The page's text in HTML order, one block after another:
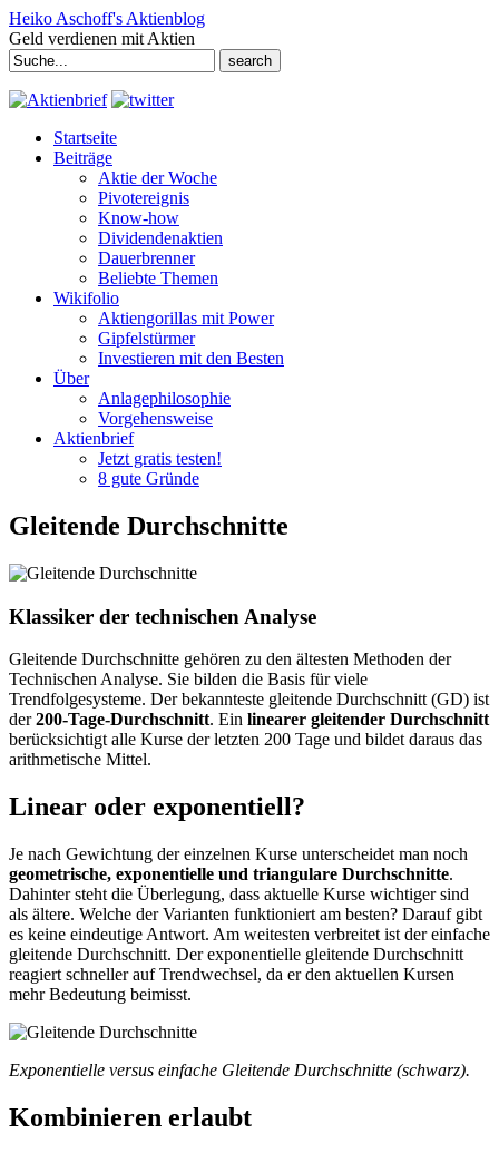
Heiko Aschoff's Aktienblog
Geld verdienen mit Aktien
Search
for:
Startseite
Beiträge
Aktie der Woche
Pivotereignis
Know-how
Dividendenaktien
Dauerbrenner
Beliebte Themen
Wikifolio
Aktiengorillas mit Power
Gipfelstürmer
Investieren mit den Besten
Über
Anlagephilosophie
Vorgehensweise
Aktienbrief
Jetzt gratis testen!
8 gute Gründe
Gleitende Durchschnitte
Klassiker der technischen Analyse
Gleitende Durchschnitte gehören zu den ältesten Methoden der
Technischen Analyse. Sie bilden die Basis für viele
Trendfolgesysteme. Der bekannteste gleitende Durchschnitt (GD) ist
der200-Tage-Durchschnitt. Ein linearer gleitender Durchschnitt
berücksichtigt alle Kurse der letzten 200 Tage und bildet daraus das
arithmetische Mittel.
Linear oder exponentiell?
Je nach Gewichtung der einzelnen Kurse unterscheidet man noch
geometrische, exponentielle und triangulare Durchschnitte.
Dahinter steht die Überlegung, dass aktuelle Kurse wichtiger sind
als ältere. Welche der Varianten funktioniert am besten? Darauf gibt
es keine eindeutige Antwort. Am weitesten verbreitet ist der einfache
gleitende Durchschnitt. Der exponentielle gleitende Durchschnitt
reagiert schneller auf Trendwechsel, da er den aktuellen Kursen
mehr Bedeutung beimisst.
Exponentielle versus einfache Gleitende Durchschnitte (schwarz).
Kombinieren erlaubt